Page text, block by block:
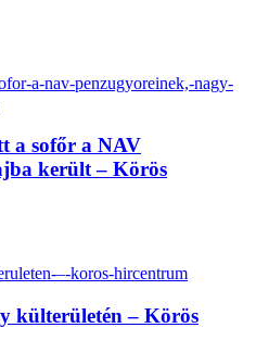
a sofőr a NAV
került – Körös
külterületén – Körös